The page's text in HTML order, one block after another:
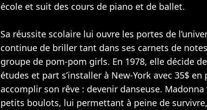
école et suit des cours de piano et de ballet.
Sa réussite scolaire lui ouvre les portes de
continue de briller tant dans ses carnets de notes
groupe de pom-pom girls. En 1978, elle décide
études et part s’installer à New-York avec 35$ en
accomplir son rêve : devenir danseuse.
petits boulots, lui permettant à peine de